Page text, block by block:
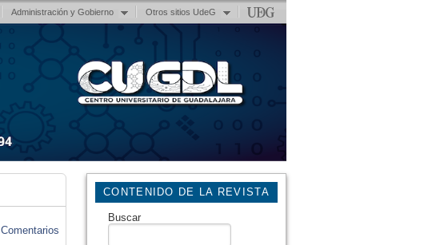
Administración y Gobierno Otros sitios UdeG
CONTENIDO DE LA REVISTA
Buscar
Comentarios